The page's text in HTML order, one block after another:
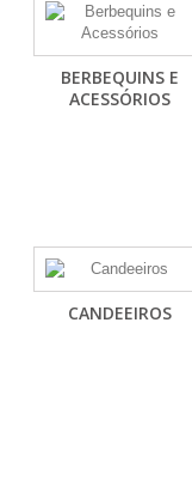
BERBEQUINS E
ACESSÓRIOS
CANDEEIROS